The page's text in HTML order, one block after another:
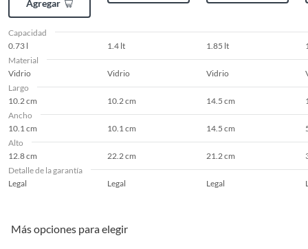
Agregar
Capacidad
0.73 l
1.4 lt 1.85 lt
Material
Vidrio
Vidrio Vidrio
Largo
10.2 cm
10.2 cm 14.5 cm
Ancho
10.1 cm
10.1 cm 14.5 cm
Alto
12.8 cm
22.2 cm 21.2 cm
Detalle de la garantía
Legal
Legal Legal
Más opciones para elegir